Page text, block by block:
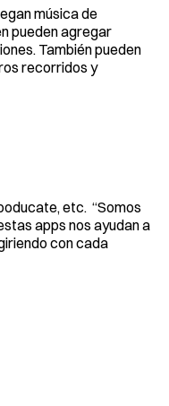
música de
pueden agregar
También pueden
recorridos y
etc. “Somos
apps nos ayudan a
con cada